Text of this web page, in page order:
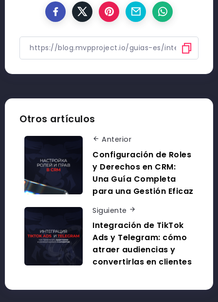
Otros artículos
Anterior
Configuración de Roles
y Derechos en CRM:
Una Guía Completa
para una Gestión Eficaz
Siguiente
Integración de TikTok
Ads y Telegram: cómo
atraer audiencias y
convertirlas en clientes